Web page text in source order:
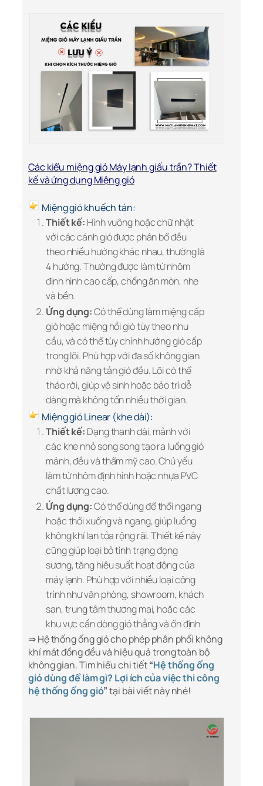
Các kiểu miệng gió Máy lạnh giấu trần? Thiết
kế và ứng dụng Miệng gió
Miệng gió khuếch tán:
Thiết kế: Hình vuông hoặc chữ nhật
với các cánh gió được phân bổ đều
theo nhiều hướng khác nhau, thường là
4 hướng. Thường được làm từ nhôm
định hình cao cấp, chống ăn mòn, nhẹ
và bền.
Ứng dụng:Có thể dùng làm miệng cấp
gió hoặc miệng hồi gió tùy theo nhu
cầu, và có thể tùy chỉnh hướng gió cấp
trong lõi. Phù hợp với đa số không gian
nhờ khả năng tản gió đều. Lõi có thể
tháo rời, giúp vệ sinh hoặc bảo trì dễ
dàng mà không tốn nhiều thời gian.
Miệng gió Linear (khe dài):
Thiết kế: Dạng thanh dài, mảnh với
các khe nhỏ song song tạo ra luồng gió
mảnh, đều và thẩm mỹ cao. Chủ yếu
làm từ nhôm định hình hoặc nhựa PVC
chất lượng cao.
Ứng dụng:Có thể dùng để thổi ngang
hoặc thổi xuống và ngang, giúp luồng
không khí lan tỏa rộng rãi. Thiết kế này
cũng giúp loại bỏ tình trạng đọng
sương, tăng hiệu suất hoạt động của
máy lạnh. Phù hợp với nhiều loại công
trình như văn phòng, showroom, khách
sạn, trung tâm thương mại, hoặc các
khu vực cần dòng gió thẳng và ổn định
⇒ Hệ thống ống gió cho phép phân phối không
khí mát đồng đều và hiệu quả trong toàn bộ
không gian. Tìm hiểu chi tiết“Hệ thống ống
gió dùng để làm gì? Lợi ích của việc thi công
hệ thống ống gió”tại bài viết này nhé!